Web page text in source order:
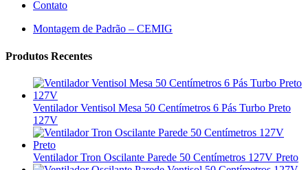
Contato
Montagem de Padrão – CEMIG
Produtos Recentes
Ventilador Ventisol Mesa 50 Centímetros 6 Pás Turbo Preto
127V
Ventilador Tron Oscilante Parede 50 Centímetros 127V Preto